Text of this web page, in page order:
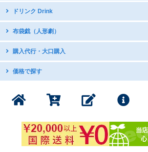
子供向け音楽CD
五術・風水学関連書籍
台湾の漫画・イラスト集
中華菓子
台湾産ドライフルーツ
スナック・お菓子
ミネラルたっぷり 台湾産甘蔗糖
ドリンク Drink
台湾のお茶
インスタントドリンク
台湾産コーヒー
インスタントスープ
調味料・スープの素
布袋戯（人形劇）
DVDボックス
DVDボックス（クリアランス）
サントラ：動脈音楽+ダピリ
書籍・印刷物
公式グッズ
購入代行・大口購入
購入代行サービス
価格で探す